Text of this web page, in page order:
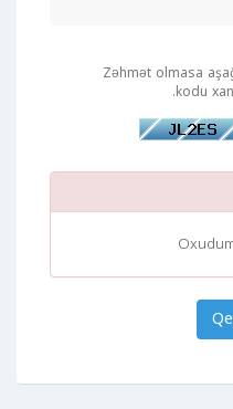
Zəhmət olmasa
kodu